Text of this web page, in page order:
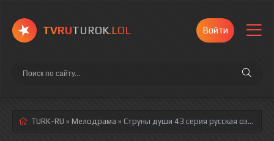
TVRUTUROK.LOL Войти
TURK-RU » Мелодрама » Струны души 43 серия русская озвучка полностью смотреть онлайн!